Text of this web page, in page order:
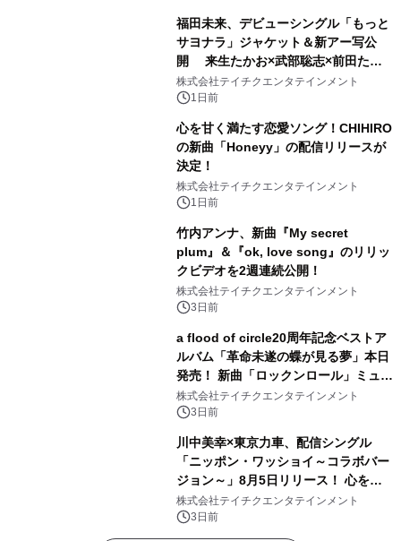
福田未来、デビューシングル「もっと
サヨナラ」ジャケット＆新アー写公
開 来生たかお×武部聡志×前田たか
ひろの豪華タッグ
株式会社テイチクエンタテインメント
1日前
心を甘く満たす恋愛ソング！CHIHIRO
の新曲「Honeyy」の配信リリースが
決定！
株式会社テイチクエンタテインメント
1日前
竹内アンナ、新曲『My secret
plum』＆『ok, love song』のリリッ
クビデオを2週連続公開！
株式会社テイチクエンタテインメント
3日前
a flood of circle20周年記念ベストア
ルバム「革命未遂の蝶が見る夢」本日
発売！ 新曲「ロックンロール」ミュー
ジックビデオ公開
株式会社テイチクエンタテインメント
3日前
川中美幸×東京力車、配信シングル
「ニッポン・ワッショイ～コラボバー
ジョン～」8月5日リリース！ 心をひ
とつに、歌の力で温かなエールを
株式会社テイチクエンタテインメント
3日前